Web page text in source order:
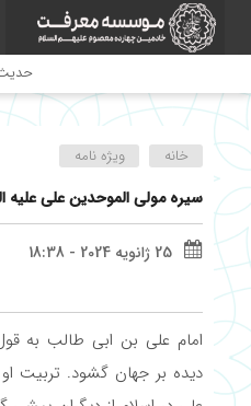
حدیث
خانه ویژه نامه
سیره مولی الموحدین علی علیه
25 ژانویه 2024 - 18:38
امام علی بن ابی طالب به
دیده بر جهان گشود. تربیت